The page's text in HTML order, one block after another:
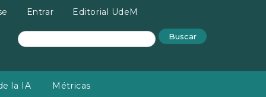
Entrar Editorial UdeM
la IA Métricas
Buscar